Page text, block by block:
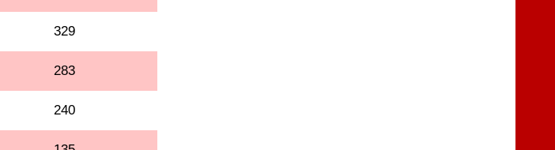
329
283
240